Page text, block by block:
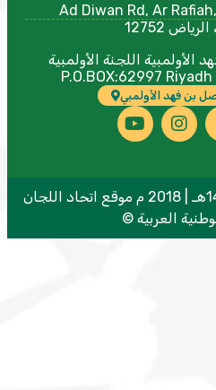
Ad Diwan Rd, Ar
اللجنة الأولمبية
بن فهد الأولمبي
جميع الحقوق محفوظة 1439هـ | 2018 م موقع اتحاد اللجان
العربية ©